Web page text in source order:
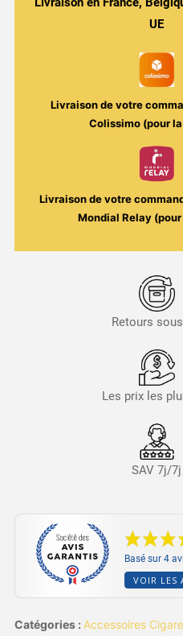
UE
Livraison de votre
Colissimo (pour
Livraison de votre
Mondial Relay
Retours
Les prix les
SAV 7j/7j
Basé sur 4
VOIR LES
Catégories : Accessoires